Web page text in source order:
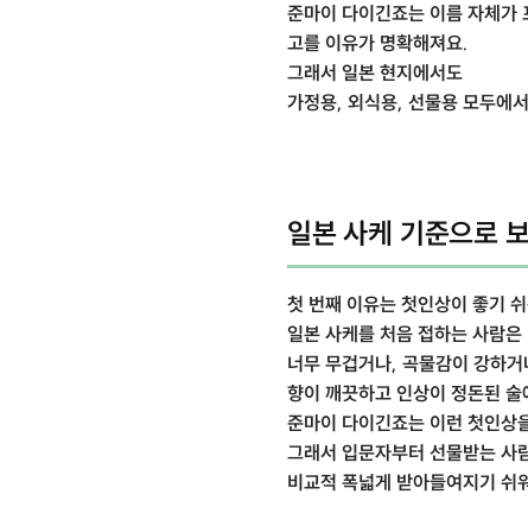
준마이 다이긴죠는 이름 자체가
고를 이유가 명확해져요.
그래서 일본 현지에서도
가정용, 외식용, 선물용 모두에
일본 사케 기준으로
첫 번째 이유는 첫인상이 좋기
일본 사케를 처음 접하는 사람은
너무 무겁거나, 곡물감이 강하
향이 깨끗하고 인상이 정돈된
준마이 다이긴죠는 이런 첫인상
그래서 입문자부터 선물받는 사
비교적 폭넓게 받아들여지기 쉬